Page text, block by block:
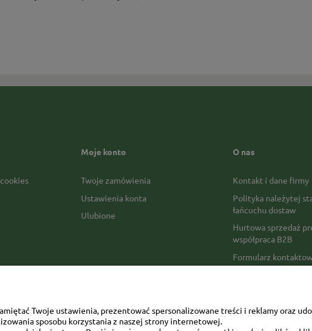
Moje konto
Twoje zamówienia
Ustawienia konta
Ulubione
O nas
Kontakt i dane firmy
Polityka należytej
łańcuchu dostaw
Hurtowa sprzedaż
współpraca B2B
Formularz
Czas i koszty
Opinie Trustmate
Twoje ustawienia, prezentować spersonalizowane treści i reklamy oraz
sposobu korzystania z naszej strony internetowej.